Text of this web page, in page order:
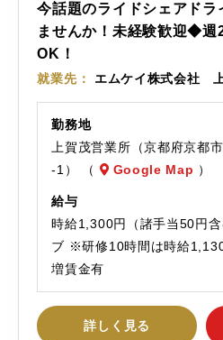
今話題のライドシェアドラ
ませんか！未経験歓迎◆週
OK！
就業先 エムケイ株式会社
勤務地
上賀茂営業所（京都府京都
-1） （
Google Map ）
給与
時給1,300円（諸手当50円
ブ ※研修10時間は時給
増賃金有
詳しく見る